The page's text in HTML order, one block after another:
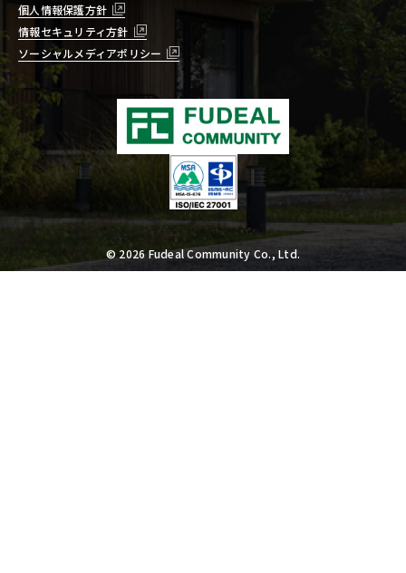
個人情報保護方針
ソーシャルメディアポリシー
情報セキュリティ方針
© 2026 Fudeal Community Co., Ltd.